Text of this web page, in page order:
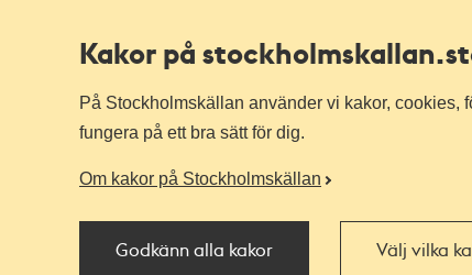
Kakor på stockholmskallan
På Stockholmskällan använder vi kakor, cookies,
fungera på ett bra sätt för dig.
Om kakor på Stockholmskällan
Godkänn alla kakor Välj vilka